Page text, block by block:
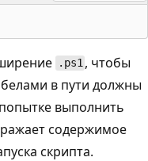
.ps1 , чтобы
в пути должны
выполнить
содержимое
скрипта.